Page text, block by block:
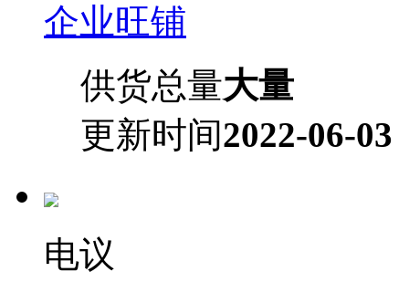
企业旺铺
供货总量大量
更新时间2022-06-03
电议